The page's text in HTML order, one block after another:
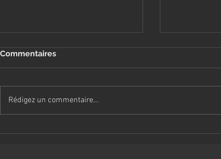
Socialisation du chiot
Commentaires
Rédigez un commentaire...